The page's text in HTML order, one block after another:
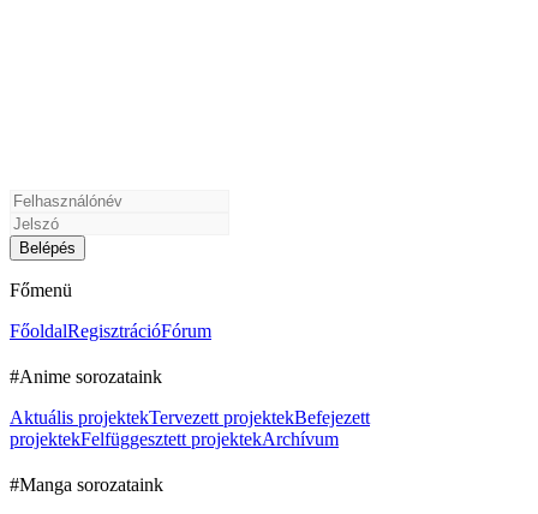
Főmenü
FőoldalRegisztrációFórum
#Anime sorozataink
Aktuális projektekTervezett projektekBefejezett
projektekFelfüggesztett projektekArchívum
#Manga sorozataink